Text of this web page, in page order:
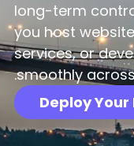
long-term
you host
services, or
smoothly across
Deploy